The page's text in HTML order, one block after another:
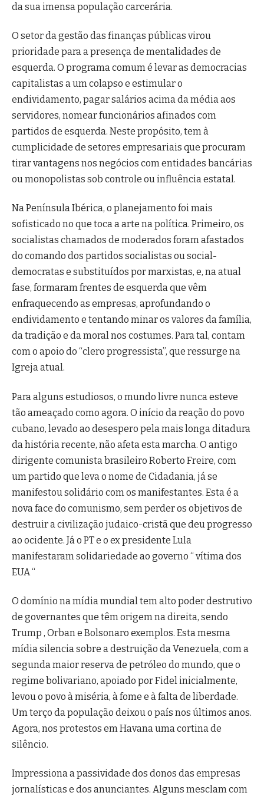
da sua imensa população carcerária.
O setor da gestão das finanças públicas virou
prioridade para a presença de mentalidades de
esquerda. O programa comum é levar as democracias
capitalistas a um colapso e estimular o
endividamento, pagar salários acima da média aos
servidores, nomear funcionários afinados com
partidos de esquerda. Neste propósito, tem à
cumplicidade de setores empresariais que procuram
tirar vantagens nos negócios com entidades bancárias
ou monopolistas sob controle ou influência estatal.
Na Península Ibérica, o planejamento foi mais
sofisticado no que toca a arte na política. Primeiro, os
socialistas chamados de moderados foram afastados
do comando dos partidos socialistas ou social-
democratas e substituídos por marxistas, e, na atual
fase, formaram frentes de esquerda que vêm
enfraquecendo as empresas, aprofundando o
endividamento e tentando minar os valores da família,
da tradição e da moral nos costumes. Para tal, contam
com o apoio do “clero progressista”, que ressurge na
Igreja atual.
Para alguns estudiosos, o mundo livre nunca esteve
tão ameaçado como agora. O início da reação do povo
cubano, levado ao desespero pela mais longa ditadura
da história recente, não afeta esta marcha. O antigo
dirigente comunista brasileiro Roberto Freire, com
um partido que leva o nome de Cidadania, já se
manifestou solidário com os manifestantes. Esta é a
nova face do comunismo, sem perder os objetivos de
destruir a civilização judaico-cristã que deu progresso
ao ocidente. Já o PT e o ex presidente Lula
manifestaram solidariedade ao governo “ vítima dos
EUA “
O domínio na mídia mundial tem alto poder destrutivo
de governantes que têm origem na direita, sendo
Trump , Orban e Bolsonaro exemplos. Esta mesma
mídia silencia sobre a destruição da Venezuela, com a
segunda maior reserva de petróleo do mundo, que o
regime bolivariano, apoiado por Fidel inicialmente,
levou o povo à miséria, à fome e à falta de liberdade.
Um terço da população deixou o país nos últimos anos.
Agora, nos protestos em Havana uma cortina de
silêncio.
Impressiona a passividade dos donos das empresas
jornalísticas e dos anunciantes. Alguns mesclam com